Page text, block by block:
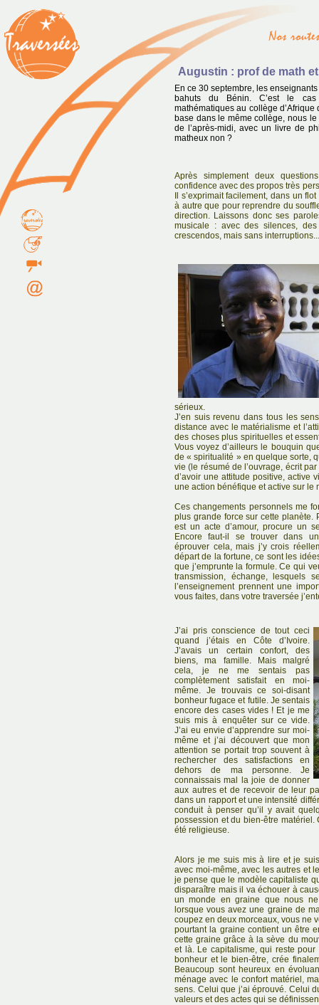
Augustin : prof de math
En ce 30 septembre, les
bahuts du Bénin. C’est le cas
mathématiques au collège
base dans le même collège, nous
de l’après-midi, avec un livre de
matheux non ?
Après simplement deux
confidence avec des propos très
Il s’exprimait facilement, dans un
à autre que pour reprendre du
direction. Laissons donc ses
musicale : avec des silences,
crescendos, mais sans interruptions...
sérieux.
J’en suis revenu dans tous les
distance avec le matérialisme et
des choses plus spirituelles et
Vous voyez d’ailleurs le bouquin
de « spiritualité » en quelque sorte,
vie (le résumé de l’ouvrage, écrit
d’avoir une attitude positive, active
une action bénéfique et active sur le
Ces changements personnels me
plus grande force sur cette
est un acte d’amour, procure un
Encore faut-il se trouver dans
éprouver cela, mais j’y crois
départ de la fortune, ce sont les
que j’emprunte la formule. Ce qui
transmission, échange, lesquels
l’enseignement prennent une
vous faites, dans votre traversée
J’ai pris conscience de tout ceci
quand j’étais en Côte d’Ivoire.
J’avais un certain confort, des
biens, ma famille. Mais malgré
cela, je ne me sentais pas
complètement satisfait en moi-
même. Je trouvais ce soi-disant
bonheur fugace et futile. Je sentais
encore des cases vides ! Et je me
suis mis à enquêter sur ce vide.
J’ai eu envie d’apprendre sur moi-
même et j’ai découvert que mon
attention se portait trop souvent à
rechercher des satisfactions en
dehors de ma personne. Je
connaissais mal la joie de donner
aux autres et de recevoir de leur
dans un rapport et une intensité
conduit à penser qu’il y avait
possession et du bien-être matériel.
été religieuse.
Alors je me suis mis à lire et je
avec moi-même, avec les autres et
je pense que le modèle capitaliste
disparaître mais il va échouer à
un monde en graine que nous
lorsque vous avez une graine de
coupez en deux morceaux, vous ne
pourtant la graine contient un être
cette graine grâce à la sève du
et là. Le capitalisme, qui reste
bonheur et le bien-être, crée
Beaucoup sont heureux en
ménage avec le confort matériel,
sens. Celui que j’ai éprouvé. Celui
valeurs et des actes qui se